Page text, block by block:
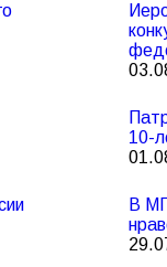
10-
В